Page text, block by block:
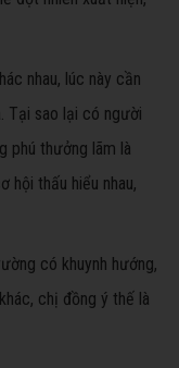
nhau, lúc này cần
Tại sao lại có người
phú thưởng lãm là
hội thấu hiểu nhau,
có khuynh hướng,
chị đồng ý thế là